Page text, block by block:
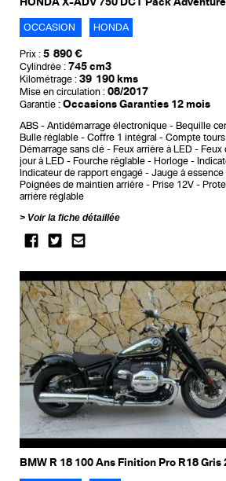
OCCASION HONDA
Prix : 5 890 €
Cylindrée : 745 cm3
Kilométrage : 39 190 kms
Mise en circulation : 08/2017
Garantie : Occasions Garanties 12 mois
ABS Antidémarrage électronique Bequille
Bulle réglable
Coffre 1 intégral Compte tours
Démarrage sans clé
Feux arrière à LED Feux
jour à LED
Fourche réglable Horloge
Indicateur de rapport engagé
Jauge à essence
Poignées de maintien arrière
Prise 12V
arrière réglable
Voir la fiche détaillée
BMW R 18 100 Ans Finition Pro R18 Gris